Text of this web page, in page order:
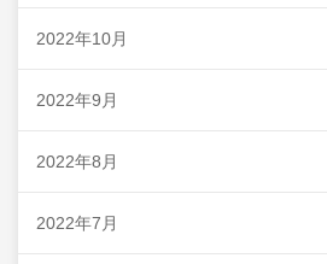
2022年10月
2022年9月
2022年8月
2022年7月